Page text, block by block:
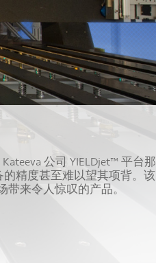
公司 YIELDjet™ 平台那
精度甚至难以望其项背。该
来令人惊叹的产品。